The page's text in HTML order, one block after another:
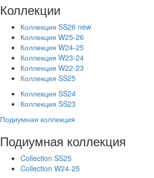
Коллекции
Коллекция SS26 new
Коллекция W25-26
Коллекция W24-25
Коллекция W23-24
Коллекция W22-23
Коллекция SS25
Коллекция SS24
Коллекция SS23
Подиумная коллекция
Подиумная коллекция
Collection SS25
Collection W24-25